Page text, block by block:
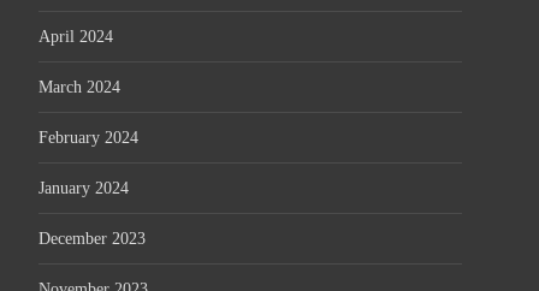
April 2024
March 2024
February 2024
January 2024
December 2023